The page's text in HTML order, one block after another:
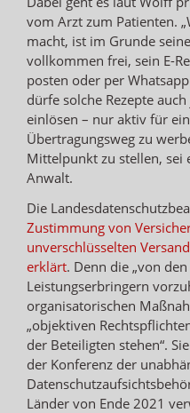
vom Arzt zum Patienten.
macht, ist im Grunde
vollkommen frei, sein E-
posten oder per
dürfe solche Rezepte
einlösen – nur aktiv für
Übertragungsweg zu
Mittelpunkt zu stellen, sei
Anwalt.
Die
Zustimmung von
unverschlüsselten
erklärt. Denn die „von
Leistungserbringern
organisatorischen
„objektiven
der Beteiligten stehen“.
der Konferenz der
Länder von Ende 2021